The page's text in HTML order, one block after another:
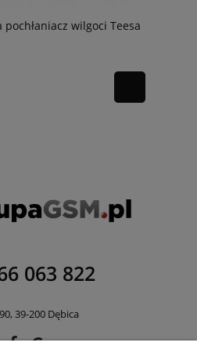
wilgoci Teesa
063 822
39-200 Dębica